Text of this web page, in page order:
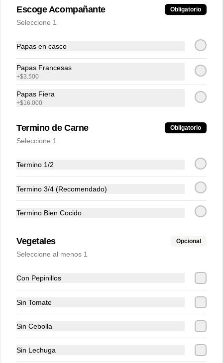
$4.500
$4.000
Escoge Acompañante Obligatorio
Seleccione 1
Papas en casco
Papas Francesas
+$3.500
Papas Fiera
+$16.000
Termino de Carne Obligatorio
Seleccione 1
Termino 1/2
Termino 3/4 (Recomendado)
Termino Bien Cocido
Vegetales Opcional
Seleccione al menos 1
Con Pepinillos
Sin Tomate
Sin Cebolla
Sin Lechuga